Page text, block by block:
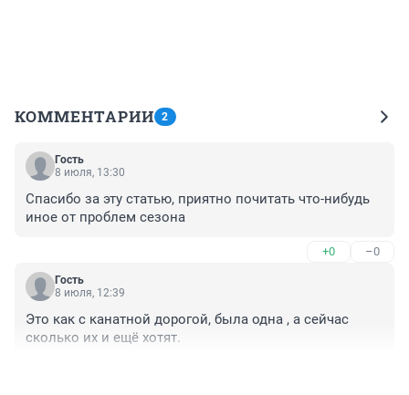
КОММЕНТАРИИ 2
Гость
8 июля, 13:30
Спасибо за эту статью, приятно почитать что-нибудь
иное от проблем сезона
+0 –0
Гость
8 июля, 12:39
Это как с канатной дорогой, была одна , а сейчас
сколько их и ещё хотят.